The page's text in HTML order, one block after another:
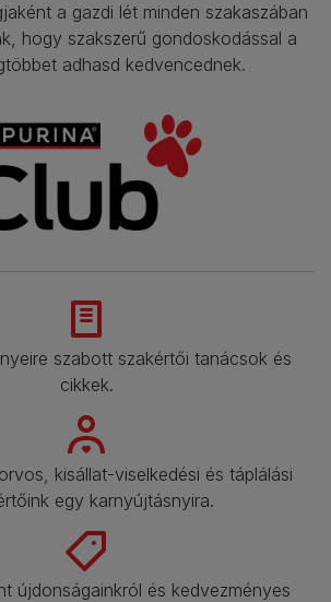
a gazdi lét minden szakaszában
hogy szakszerű gondoskodással a
adhasd kedvencednek.​
szabott szakértői tanácsok és
cikkek.​
kisállat-viselkedési és táplálási
egy karnyújtásnyira.​
újdonságainkról és kedvezményes